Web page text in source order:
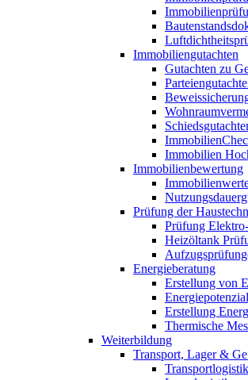
Immobiliengutachten
Gutachten zu
Immobilien
Immobilienbewertung
Prüfung der
Prüfung
Heizöltank
Energieberatung
Erstellung von
Erstellung
Thermische
Weiterbildung
Transport, Lager &
Transportlogistik